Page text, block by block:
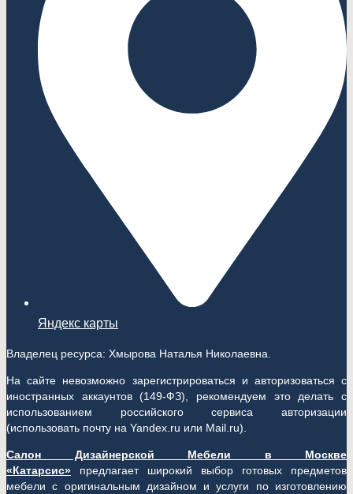
Яндекс карты
Владелец ресурса: Хмырова Наталья Николаевна.
На сайте невозможно зарегистрироваться и авторизоваться с
иностранных аккаунтов (149-ФЗ), рекомендуем это делать с
использованием российского сервиса авторизации
(использовать почту на Yandex.ru или Mail.ru).
Салон Дизайнерской Мебели в Москве
«Катарсис»
предлагает широкий выбор готовых предметов
мебели с оригинальным дизайном и услуги по изготовлению